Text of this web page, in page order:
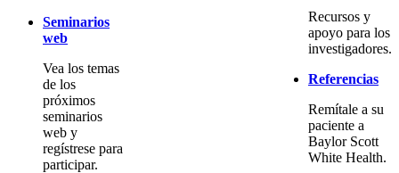
Seminarios
web
Vea los temas
de los
próximos
seminarios
web y
regístrese para
participar.
Recursos y
apoyo para los
investigadores.
Referencias
Remítale a su
paciente a
Baylor Scott
White Health.